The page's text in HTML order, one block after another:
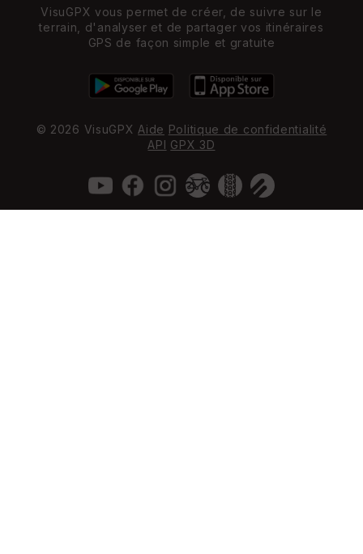
VisuGPX vous permet de créer, de suivre sur le
terrain, d'analyser et de partager vos itinéraires
GPS de façon simple et gratuite
© 2026 VisuGPX Aide Politique de confidentialité
API GPX 3D